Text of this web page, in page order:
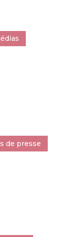
de presse